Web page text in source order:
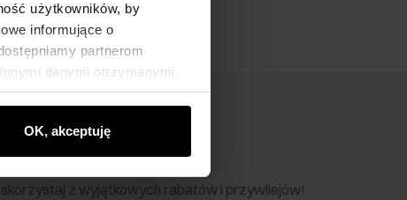
użytkowników, by
informujące o
partnerom
danymi otrzymanymi
OK, akceptuję
skorzystaj z wyjątkowych rabatów i przywilejów!